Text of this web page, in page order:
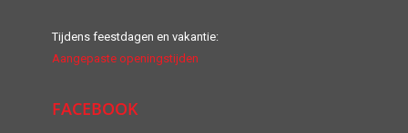
Tijdens feestdagen en vakantie:
Aangepaste openingstijden
FACEBOOK